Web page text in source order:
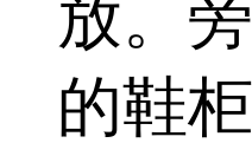
放。
的鞋